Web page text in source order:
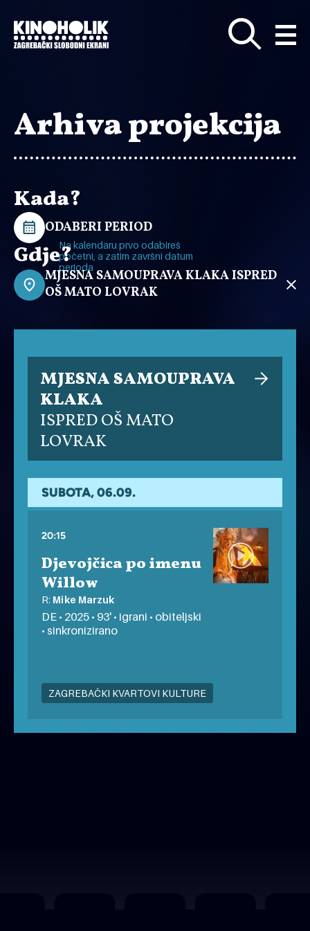
glavni
sadržaj
Arhiva projekcija
Kada?
ODABERI PERIOD
Na kalendaru prvo odabireš
početni, a zatim završni datum
perioda
Gdje?
MJESNA SAMOUPRAVA KLAKA ISPRED
OŠ MATO LOVRAK
MJESNA SAMOUPRAVA
KLAKA
ISPRED OŠ MATO
LOVRAK
SUBOTA, 06.09.
20:15
Djevojčica po imenu
Willow
R: Mike Marzuk
DE • 2025 • 93' • igrani • obiteljski
• sinkronizirano
ZAGREBAČKI KVARTOVI KULTURE
besplatno